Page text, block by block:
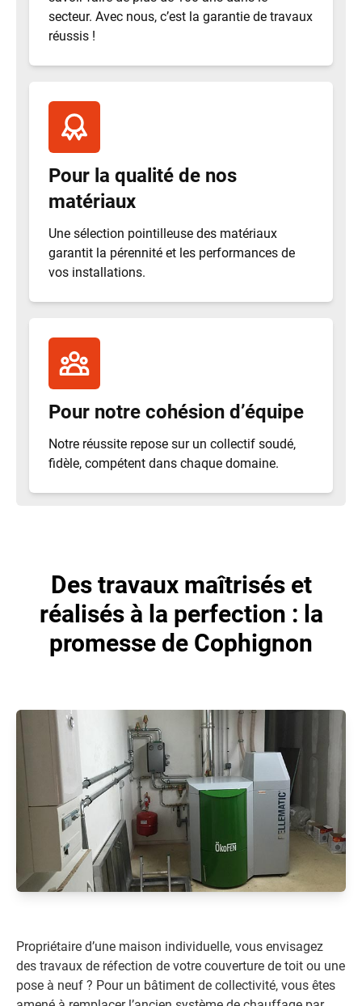
secteur. Avec nous, c’est la garantie de travaux
réussis !
Pour la qualité de nos
matériaux
Une sélection pointilleuse des matériaux
garantit la pérennité et les performances de
vos installations.
Pour notre cohésion d ’équipe
Notre réussite repose sur un collectif soudé,
fidèle, compétent dans chaque domaine.
Des travaux maîtrisés et
réalisés à la perfection : la
promesse de Cophignon
Propriétaire d’une maison individuelle, vous envisagez
des travaux de réfection de votre couverture de toit ou une
pose à neuf ? Pour un bâtiment de collectivité, vous êtes